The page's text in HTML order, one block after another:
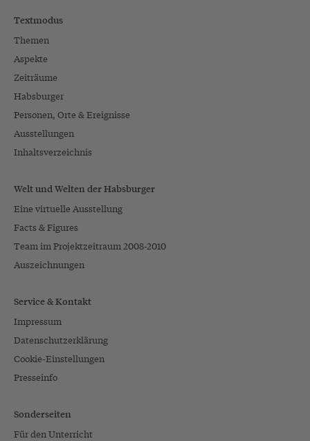
Textmodus
Themen
Aspekte
Zeiträume
Habsburger
Personen, Orte & Ereignisse
Ausstellungen
Inhaltsverzeichnis
Welt und Welten der Habsburger
Eine virtuelle Ausstellung
Facts & Figures
Team im Projektzeitraum 2008-2010
Auszeichnungen
Service & Kontakt
Impressum
Datenschutzerklärung
Cookie-Einstellungen
Presseinfo
Sonderseiten
Für den Unterricht